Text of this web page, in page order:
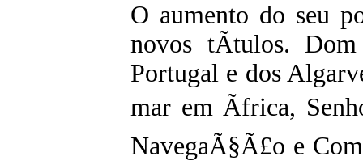
O aumento do seu
novos tÃ­tulos.
Portugal e dos
mar em Ãfrica,
NavegaÃ§Ã£o e